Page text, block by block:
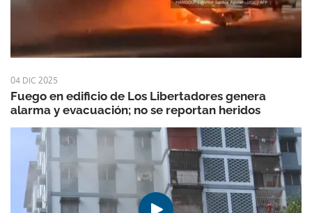
04 DIC 2025
Fuego en edificio de Los Libertadores genera
alarma y evacuación; no se reportan heridos